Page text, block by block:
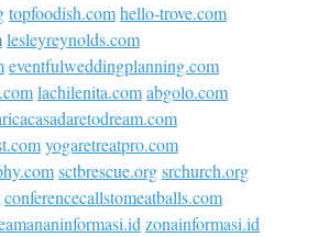
topfoodish.comhello-trove.com
lesleyreynolds.com
eventfulweddingplanning.com
lachilenita.comabgolo.com
yogaretreatpro.com
sctbrescue.orgsrchurch.org
conferencecallstomeatballs.com
zonainformasi.id